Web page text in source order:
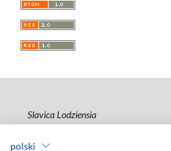
polski
Slavica Lodziensia